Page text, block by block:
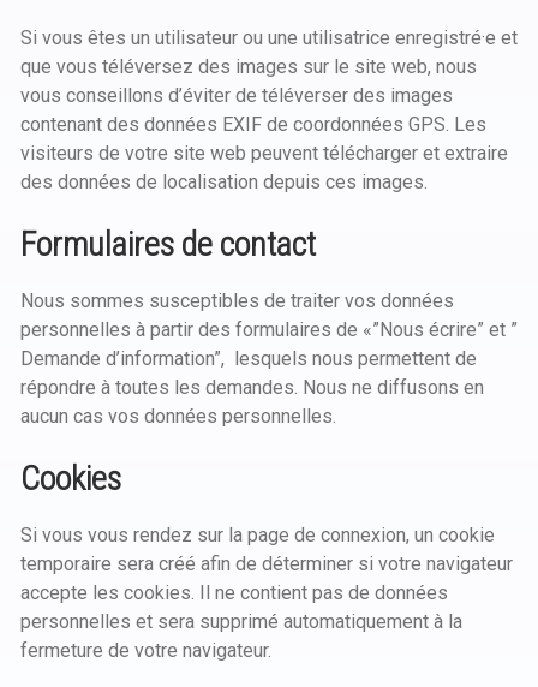
Si vous êtes un utilisateur ou une utilisatrice enregistré·e et
que vous téléversez des images sur le site web, nous
vous conseillons d’éviter de téléverser des images
contenant des données EXIF de coordonnées GPS. Les
visiteurs de votre site web peuvent télécharger et extraire
des données de localisation depuis ces images.
Formulaires de contact
Nous sommes susceptibles de traiter vos données
personnelles à partir des formulaires de «”Nous écrire” et ”
Demande d’information”, lesquels nous permettent de
répondre à toutes les demandes. Nous ne diffusons en
aucun cas vos données personnelles.
Cookies
Si vous vous rendez sur la page de connexion, un cookie
temporaire sera créé afin de déterminer si votre navigateur
accepte les cookies. Il ne contient pas de données
personnelles et sera supprimé automatiquement à la
fermeture de votre navigateur.